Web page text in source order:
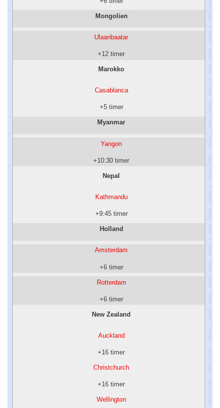
Mongolien
Ulaanbaatar
+12 timer
Marokko
Casablanca
+5 timer
Myanmar
Yangon
+10:30 timer
Nepal
Kathmandu
+9:45 timer
Holland
Amsterdam
+6 timer
Rotterdam
+6 timer
New Zealand
Auckland
+16 timer
Christchurch
+16 timer
Wellington